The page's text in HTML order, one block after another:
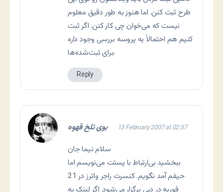
طرح ثبت کنن. اما هنوز به طور دقیق معلوم
نیست که می‌خوان چی کار کنن. اگر ثبت
کنیم هم احتمالاً یه پروسه بررسی وجود داره
برای ثبت‌شده‌ها.
Reply
بوی تلخ قهوه 13 February 2007 at 02:57
سلام نیما جان
ببخشید بی‌ارتباط با پستت می‌نویسم اما
حیفم آمد نگویم. کنسرت راجر واترز در 21